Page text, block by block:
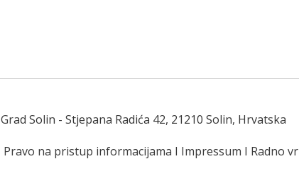
Grad Solin - Stjepana Radića 42, 21210 Solin, Hrvatska
Pravo na pristup informacijama I Impressum I Radno